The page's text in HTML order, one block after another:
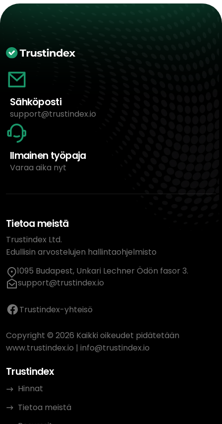
Sähköposti
support@trustindex.io
Ilmainen työpaja
Varaa aika nyt
Tietoa meistä
Trustindex Ltd.
Edullisin arvostelujen hallintaohjelmisto
1095 Budapest, Unkari Lechner Ödön fasor 3.
support@trustindex.io
Trustindex-yhteisö
Copyright © 2026 Kaikki oikeudet pidätetään
www.trustindex.io | info@trustindex.io
Trustindex
Hinnat
Tietoa meistä